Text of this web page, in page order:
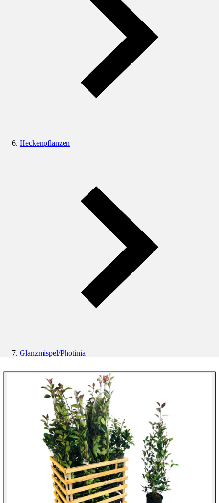
Heckenpflanzen
Glanzmispel/Photinia